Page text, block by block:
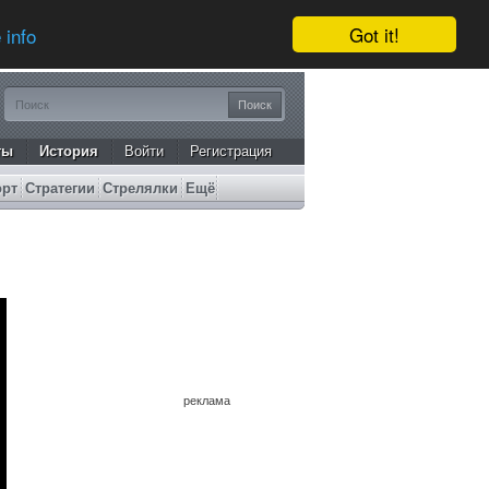
Got it!
info
История Войти Регистрация
Стратегии Стрелялки Ещё
реклама